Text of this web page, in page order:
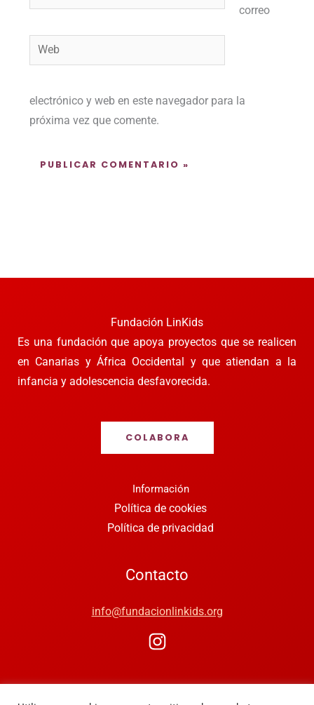
electrónico*
Web
correo
electrónico y web en este navegador para la
próxima vez que comente.
Fundación LinKids
Es una fundación que apoya proyectos que se realicen
en Canarias y África Occidental y que atiendan a la
infancia y adolescencia desfavorecida.
COLABORA
Información
Política de cookies
Política de privacidad
Contacto
info@fundacionlinkids.org